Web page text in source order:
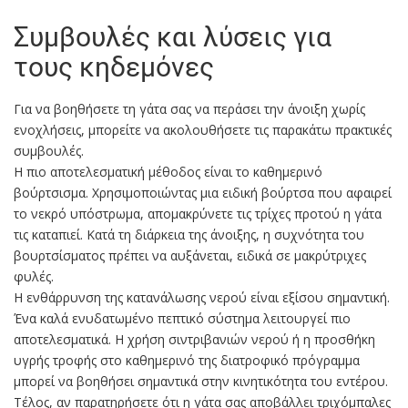
Συμβουλές και λύσεις για
τους κηδεμόνες
Για να βοηθήσετε τη γάτα σας να περάσει την άνοιξη χωρίς
ενοχλήσεις, μπορείτε να ακολουθήσετε τις παρακάτω πρακτικές
συμβουλές.
Η πιο αποτελεσματική μέθοδος είναι το καθημερινό
βούρτσισμα. Χρησιμοποιώντας μια ειδική βούρτσα που αφαιρεί
το νεκρό υπόστρωμα, απομακρύνετε τις τρίχες προτού η γάτα
τις καταπιεί. Κατά τη διάρκεια της άνοιξης, η συχνότητα του
βουρτσίσματος πρέπει να αυξάνεται, ειδικά σε μακρύτριχες
φυλές.
Η ενθάρρυνση της κατανάλωσης νερού είναι εξίσου σημαντική.
Ένα καλά ενυδατωμένο πεπτικό σύστημα λειτουργεί πιο
αποτελεσματικά. Η χρήση σιντριβανιών νερού ή η προσθήκη
υγρής τροφής στο καθημερινό της διατροφικό πρόγραμμα
μπορεί να βοηθήσει σημαντικά στην κινητικότητα του εντέρου.
Τέλος, αν παρατηρήσετε ότι η γάτα σας αποβάλλει τριχόμπαλες